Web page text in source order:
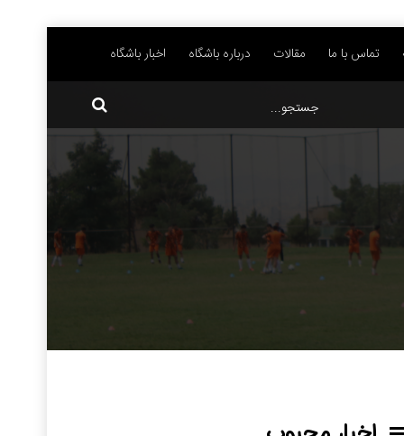
تماس با ما مقالات درباره باشگاه اخبار باشگاه